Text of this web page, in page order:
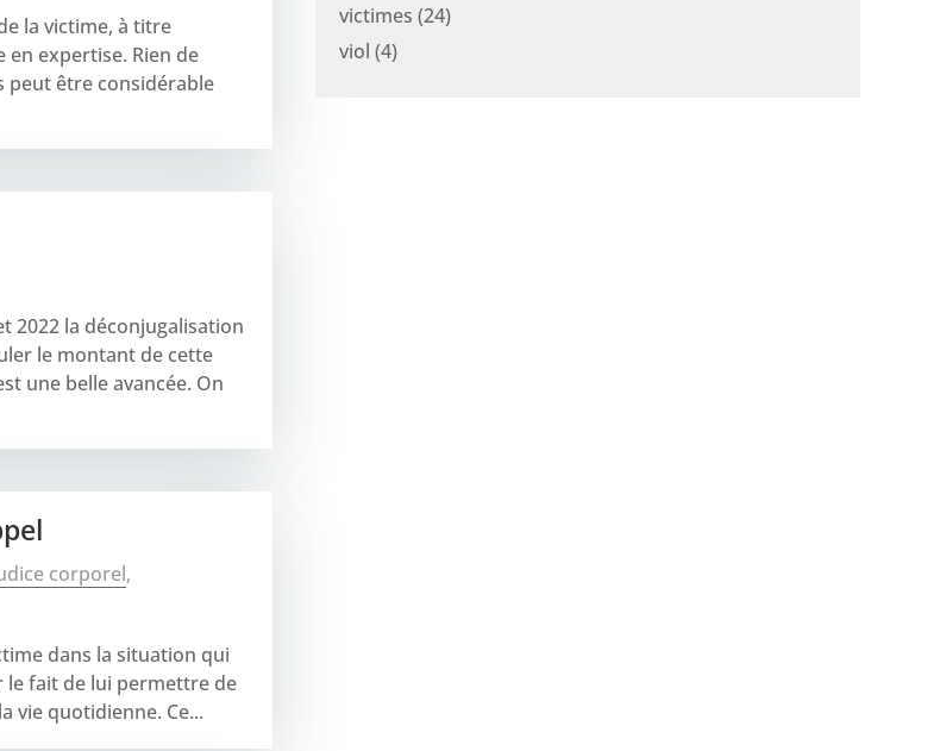
la victime, à titre
expertise. Rien de
peut être considérable
2022 la déconjugalisation
le montant de cette
une belle avancée. On
corporel,
dans la situation qui
le fait de lui permettre de
vie quotidienne. Ce...
victimes (24)
viol (4)